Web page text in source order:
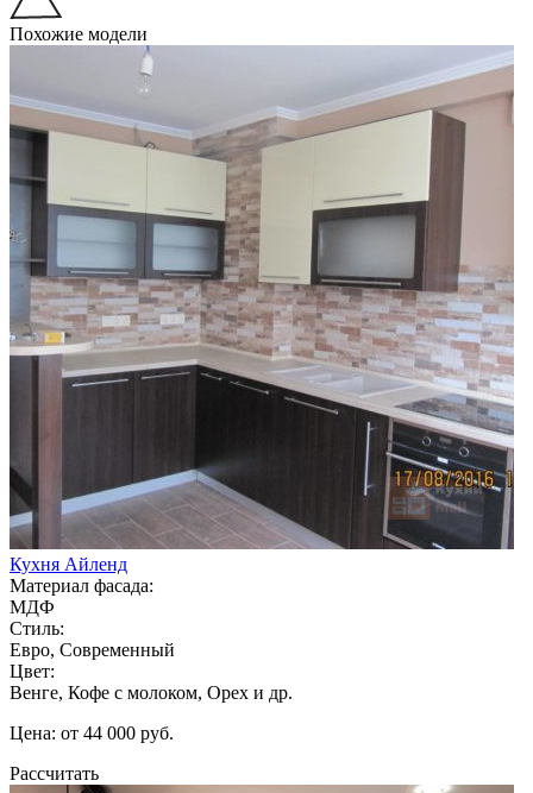
Похожие модели
Кухня Айленд
Материал фасада:
МДФ
Стиль:
Евро, Современный
Цвет:
Венге, Кофе с молоком, Орех и др.
Цена: от 44 000 руб.
Рассчитать